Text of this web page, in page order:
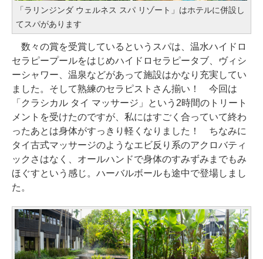
「ラリンジンダ ウェルネス スパ リゾート」はホテルに併設し
てスパがあります
数々の賞を受賞しているというスパは、温水ハイドロ
セラピープールをはじめハイドロセラピータブ、ヴィシ
ーシャワー、温泉などがあって施設はかなり充実してい
ました。そして熟練のセラピストさん揃い！ 今回は
「クラシカル タイ マッサージ」という2時間のトリート
メントを受けたのですが、私にはすごく合っていて終わ
ったあとは身体がすっきり軽くなりました！ ちなみに
タイ古式マッサージのようなエビ反り系のアクロバティ
ックさはなく、オールハンドで身体のすみずみまでもみ
ほぐすという感じ。ハーバルボールも途中で登場しまし
た。